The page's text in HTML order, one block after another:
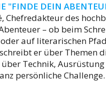
"FINDE DEIN
Chefredakteur des
– ob beim
auf literarischen
er über Themen
über Technik,
persönliche Challenge.